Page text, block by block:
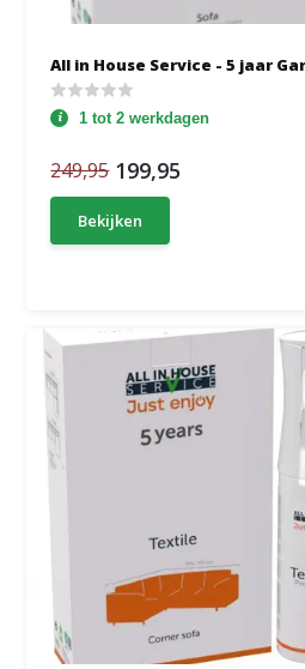
All in House Service - 5 jaar
1 tot 2 werkdagen
249,95 199,95
Bekijken